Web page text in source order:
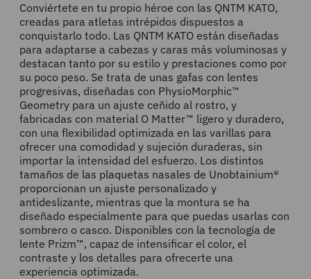
Conviértete en tu propio héroe con las QNTM KATO,
creadas para atletas intrépidos dispuestos a
conquistarlo todo. Las QNTM KATO están diseñadas
para adaptarse a cabezas y caras más voluminosas y
destacan tanto por su estilo y prestaciones como por
su poco peso. Se trata de unas gafas con lentes
progresivas, diseñadas con PhysioMorphic™
Geometry para un ajuste ceñido al rostro, y
fabricadas con material O Matter™ ligero y duradero,
con una flexibilidad optimizada en las varillas para
ofrecer una comodidad y sujeción duraderas, sin
importar la intensidad del esfuerzo. Los distintos
tamaños de las plaquetas nasales de Unobtainium®
proporcionan un ajuste personalizado y
antideslizante, mientras que la montura se ha
diseñado especialmente para que puedas usarlas con
sombrero o casco. Disponibles con la tecnología de
lente Prizm™, capaz de intensificar el color, el
contraste y los detalles para ofrecerte una
experiencia optimizada.